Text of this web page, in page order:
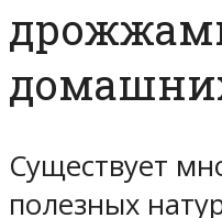
Существует
полезных